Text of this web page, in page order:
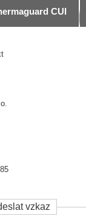
CUI
vzkaz